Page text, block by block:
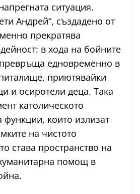
ситуация.
Андрей“, създадено от
прекратява
в хода на бойните
превръща едновременно в
приютявайки
и осиротели деца. Така
католическото
които излизат
на чистото
става пространство на
помощ в